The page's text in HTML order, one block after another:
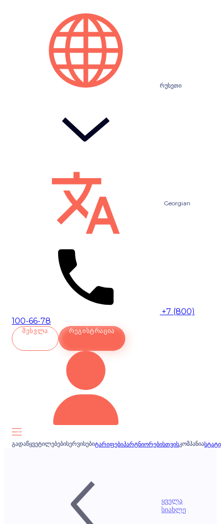
რუსეთი
Georgian
+7 (800)
100-66-78
ᲨᲔᲡᲕᲚᲐ ᲠᲔᲒᲘᲡᲢᲠᲐᲪᲘᲐ
ᲒᲐᲓᲐᲬᲧᲕᲔᲢᲘᲚᲔᲑᲔᲑᲘᲡᲔᲠᲕᲘᲡᲔᲑᲘᲢᲐᲠᲘᲤᲔᲑᲘᲞᲐᲠᲢᲜᲘᲝᲠᲔᲑᲘᲡᲗᲕᲘᲡᲙᲝᲛᲞᲐᲜᲘᲐ
ყველა
სიახლე